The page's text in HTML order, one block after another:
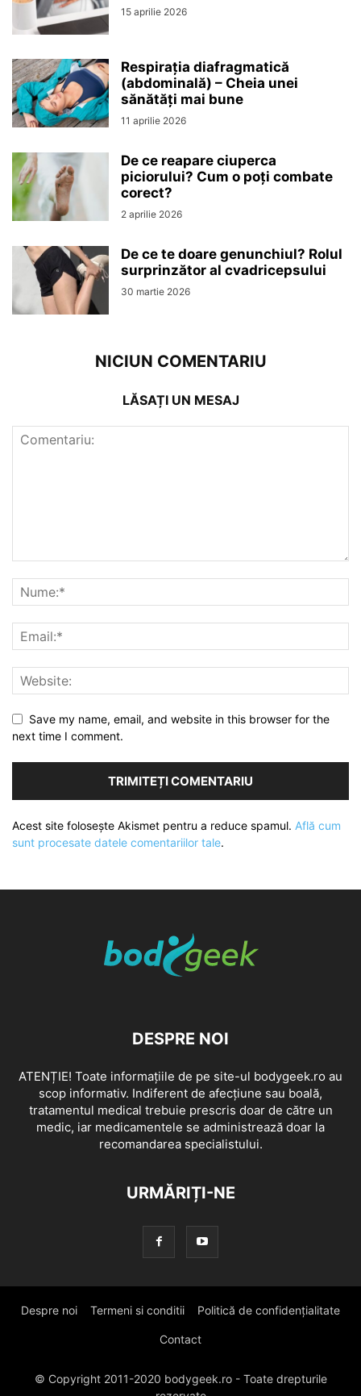
15 aprilie 2026
Respirația diafragmatică
(abdominală) – Cheia unei
sănătăți mai bune
11 aprilie 2026
De ce reapare ciuperca
piciorului? Cum o poți combate
corect?
2 aprilie 2026
De ce te doare genunchiul? Rolul
surprinzător al cvadricepsului
30 martie 2026
NICIUN COMENTARIU
LĂSAȚI UN MESAJ
Save my name, email, and website in this browser for the
next time I comment.
Acest site folosește Akismet pentru a reduce spamul. Află cum
sunt procesate datele comentariilor tale.
DESPRE NOI
ATENȚIE! Toate informațiile de pe site-ul bodygeek.ro au
scop informativ. Indiferent de afecțiune sau boală,
tratamentul medical trebuie prescris doar de către un
medic, iar medicamentele se administrează doar la
recomandarea specialistului.
URMĂRIȚI-NE
Despre noi Termeni si conditii Politică de confidențialitate
Contact
© Copyright 2011-2020 bodygeek.ro - Toate drepturile